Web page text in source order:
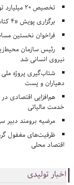
تخصیص ۲۰ میلیارد تومان برای درمان بیماران هموفیلی
برگزاری پویش «۴ کتاب، ۴ فصل» در مراکز کانون البرز
فراخوان نخستین
رئیس سازمان
نیروی انسانی شد
شتاب‌گیری پروژه
دهیاران و پست
هم‌افزایی اقتصادی
خدمت مالیاتی
مرضیه برومند دبیر
ظرفیت‌های مغفول
اقتصاد محلی
اخبار تولیدی